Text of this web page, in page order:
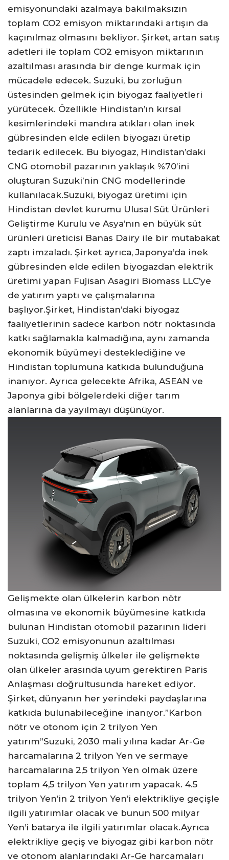
emisyonundaki azalmaya bakılmaksızın
toplam CO2 emisyon miktarındaki artışın da
kaçınılmaz olmasını bekliyor. Şirket, artan satış
adetleri ile toplam CO2 emisyon miktarının
azaltılması arasında bir denge kurmak için
mücadele edecek. Suzuki, bu zorluğun
üstesinden gelmek için biyogaz faaliyetleri
yürütecek. Özellikle Hindistan’ın kırsal
kesimlerindeki mandıra atıkları olan inek
gübresinden elde edilen biyogazı üretip
tedarik edilecek. Bu biyogaz, Hindistan’daki
CNG otomobil pazarının yaklaşık %70’ini
oluşturan Suzuki’nin CNG modellerinde
kullanılacak.Suzuki, biyogaz üretimi için
Hindistan devlet kurumu Ulusal Süt Ürünleri
Geliştirme Kurulu ve Asya’nın en büyük süt
ürünleri üreticisi Banas Dairy ile bir mutabakat
zaptı imzaladı. Şirket ayrıca, Japonya’da inek
gübresinden elde edilen biyogazdan elektrik
üretimi yapan Fujisan Asagiri Biomass LLC’ye
de yatırım yaptı ve çalışmalarına
başlıyor.Şirket, Hindistan’daki biyogaz
faaliyetlerinin sadece karbon nötr noktasında
katkı sağlamakla kalmadığına, aynı zamanda
ekonomik büyümeyi desteklediğine ve
Hindistan toplumuna katkıda bulunduğuna
inanıyor. Ayrıca gelecekte Afrika, ASEAN ve
Japonya gibi bölgelerdeki diğer tarım
alanlarına da yayılmayı düşünüyor.
Gelişmekte olan ülkelerin karbon nötr
olmasına ve ekonomik büyümesine katkıda
bulunan Hindistan otomobil pazarının lideri
Suzuki, CO2 emisyonunun azaltılması
noktasında gelişmiş ülkeler ile gelişmekte
olan ülkeler arasında uyum gerektiren Paris
Anlaşması doğrultusunda hareket ediyor.
Şirket, dünyanın her yerindeki paydaşlarına
katkıda bulunabileceğine inanıyor.”Karbon
nötr ve otonom için 2 trilyon Yen
yatırım”Suzuki, 2030 mali yılına kadar Ar-Ge
harcamalarına 2 trilyon Yen ve sermaye
harcamalarına 2,5 trilyon Yen olmak üzere
toplam 4,5 trilyon Yen yatırım yapacak. 4.5
trilyon Yen’in 2 trilyon Yen’i elektrikliye geçişle
ilgili yatırımlar olacak ve bunun 500 milyar
Yen’i batarya ile ilgili yatırımlar olacak.Ayrıca
elektrikliye geçiş ve biyogaz gibi karbon nötr
ve otonom alanlarındaki Ar-Ge harcamaları